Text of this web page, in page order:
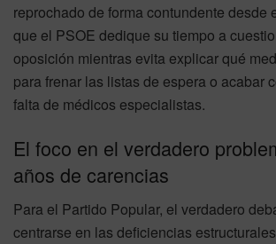
reprochado de forma contundente desde
que el PSOE dedique su tiempo a
oposición mientras evita explicar qué
para frenar las listas de espera o acabar
falta de médicos especialistas.
El foco en el verdadero
años de carencias
Para el Partido Popular, el verdadero
centrarse en las deficiencias